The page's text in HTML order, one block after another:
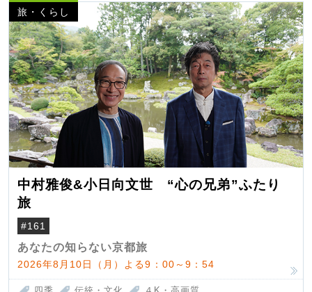
旅・くらし
中村雅俊&小日向文世 “心の兄弟”ふたり
旅
#161
あなたの知らない京都旅
2026年8月10日（月）よる9：00～9：54